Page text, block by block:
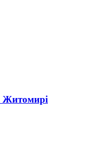
Житомирі